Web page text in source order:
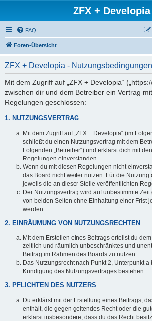
ZFX + Developia
FAQ
Foren-Übersicht
ZFX + Developia - Nutzungsbedingungen
Mit dem Zugriff auf „ZFX + Developia“
zwischen dir und dem Betreiber ein Vertrag
Regelungen geschlossen:
1. NUTZUNGSVERTRAG
Mit dem Zugriff auf „ZFX + Developia“ (im
schließt du einen Nutzungsvertrag mit dem
Folgenden „Betreiber“) und erklärst dich mit
Regelungen einverstanden.
Wenn du mit diesen Regelungen nicht
das Board nicht weiter nutzen. Für die Nutzung
jeweils die an dieser Stelle veröffentlichten
Der Nutzungsvertrag wird auf unbestimmte
von beiden Seiten ohne Einhaltung einer Frist
werden.
2. EINRÄUMUNG VON NUTZUNGSRECHTEN
Mit dem Erstellen eines Beitrags erteilst du
zeitlich und räumlich unbeschränktes und
Beitrag im Rahmen des Boards zu nutzen.
Das Nutzungsrecht nach Punkt 2, Unterpunkt a
Kündigung des Nutzungsvertrages bestehen.
3. PFLICHTEN DES NUTZERS
Du erklärst mit der Erstellung eines Beitrags,
enthält, die gegen geltendes Recht oder die
erklärst insbesondere, dass du das Recht